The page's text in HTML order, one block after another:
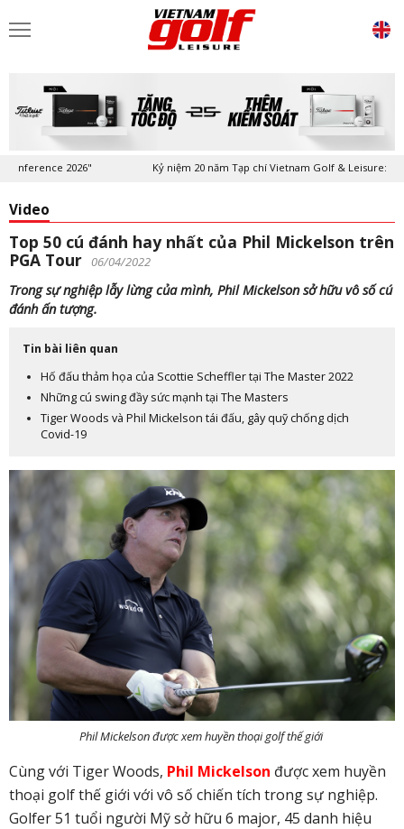
2026" Kỷ niệm 20 năm Tạp chí Vietnam Golf & Leisure:
Video
Top 50 cú đánh hay nhất của Phil Mickelson trên
PGA Tour 06/04/2022
Trong sự nghiệp lẫy lừng của mình, Phil Mickelson sở hữu vô số cú
đánh ấn tượng.
Tin bài liên quan
Hố đấu thảm họa của Scottie Scheffler tại The Master 2022
Những cú swing đầy sức mạnh tại The Masters
Tiger Woods và Phil Mickelson tái đấu, gây quỹ chống dịch
Covid-19
Phil Mickelson được xem huyền thoại golf thế giới
Cùng với Tiger Woods, Phil Mickelson được xem huyền
thoại golf thế giới với vô số chiến tích trong sự nghiệp.
Golfer 51 tuổi người Mỹ sở hữu 6 major, 45 danh hiệu